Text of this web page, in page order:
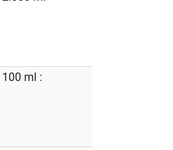
100 ml :